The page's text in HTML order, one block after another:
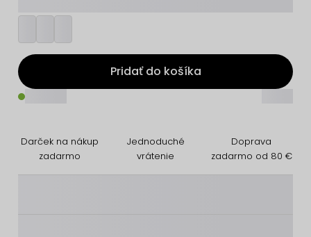
Pridať do košíka
Darček na nákup
zadarmo
Jednoduché
vrátenie
Doprava
zadarmo od 80 €